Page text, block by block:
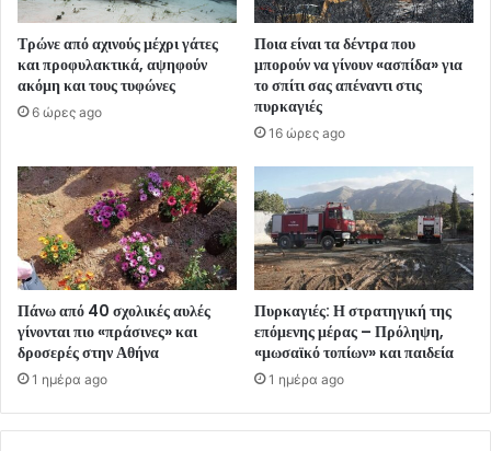
Τρώνε από αχινούς μέχρι γάτες
και προφυλακτικά, αψηφούν
ακόμη και τους τυφώνες
6 ώρες ago
Ποια είναι τα δέντρα που
μπορούν να γίνουν «ασπίδα» για
το σπίτι σας απέναντι στις
πυρκαγιές
16 ώρες ago
Πάνω από 40 σχολικές αυλές
γίνονται πιο «πράσινες» και
δροσερές στην Αθήνα
1 ημέρα ago
Πυρκαγιές: Η στρατηγική της
επόμενης μέρας – Πρόληψη,
«μωσαϊκό τοπίων» και παιδεία
1 ημέρα ago